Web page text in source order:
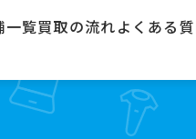
一覧買取の流れよくある